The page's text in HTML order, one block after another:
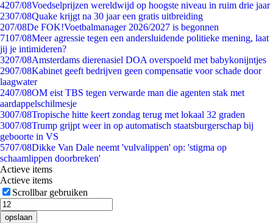
4207/08Voedselprijzen wereldwijd op hoogste niveau in ruim drie jaar
2307/08Quake krijgt na 30 jaar een gratis uitbreiding
207/08De FOK!Voetbalmanager 2026/2027 is begonnen
7107/08Meer agressie tegen een andersluidende politieke mening, laat
jij je intimideren?
3207/08Amsterdams dierenasiel DOA overspoeld met babykonijntjes
2907/08Kabinet geeft bedrijven geen compensatie voor schade door
laagwater
2407/08OM eist TBS tegen verwarde man die agenten stak met
aardappelschilmesje
3007/08Tropische hitte keert zondag terug met lokaal 32 graden
3007/08Trump grijpt weer in op automatisch staatsburgerschap bij
geboorte in VS
5707/08Dikke Van Dale neemt 'vulvalippen' op: 'stigma op
schaamlippen doorbreken'
Actieve items
Actieve items
Scrollbar gebruiken
opslaan